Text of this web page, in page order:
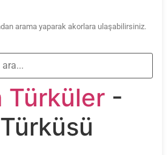
arama yaparak akorlara ulaşabilirsiniz.
Türküler -